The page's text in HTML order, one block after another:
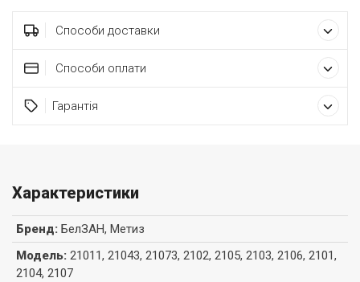
Способи доставки
Способи оплати
Гарантія
Характеристики
Бренд: БелЗАН, Метиз
Модель: 21011, 21043, 21073, 2102, 2105, 2103, 2106, 2101,
2104, 2107